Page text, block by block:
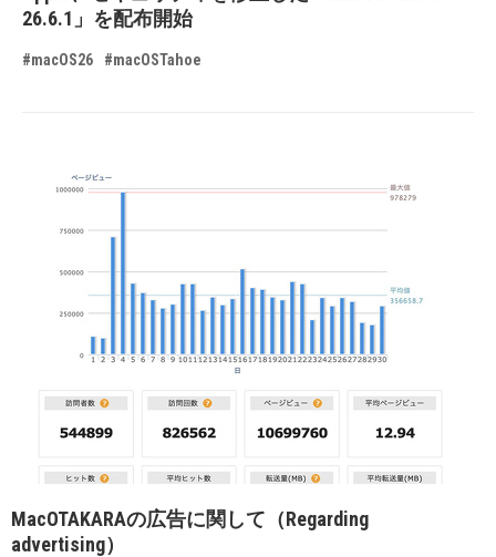
26.6.1」を配布開始
#macOS26 #macOSTahoe
MacOTAKARAの広告に関して（Regarding
advertising）